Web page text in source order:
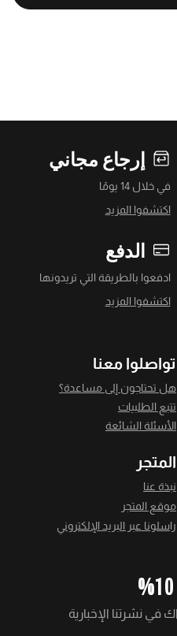
إرجاع مجاني
في خلال 14 يومًا
اكتشفوا المزيد
الدفع
ادفعوا بالطريقة التي تريدونها
اكتشفوا المزيد
تواصلوا معنا
هل تحتاجون إلى مساعدة؟
تتبع الطلبيات
الأسئلة الشائعة
المتجر
نبذة عنا
موقع المتجر
راسلونا عبر البريد الإلكتروني